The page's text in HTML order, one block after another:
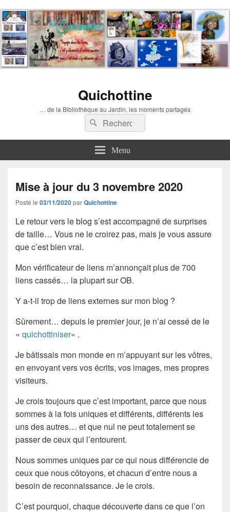
Quichottine
… de la Bibliothèque au Jardin, les moments partagés
Recherche :
Rechercher
Menu
Mise à jour du 3 novembre 2020
Posté le 03/11/2020parQuichottine
Le retour vers le blog s’est accompagné de surprises
de taille… Vous ne le croirez pas, mais je vous assure
que c’est bien vrai.
Mon vérificateur de liens m’annonçait plus de 700
liens cassés… la plupart sur OB.
Y a-t-il trop de liens externes sur mon blog ?
Sûrement… depuis le premier jour, je n’ai cessé de le
« quichottiniser« .
Je bâtissais mon monde en m’appuyant sur les vôtres,
en envoyant vers vos écrits, vos images, mes propres
visiteurs.
Je crois toujours que c’est important, parce que nous
sommes à la fois uniques et différents, différents les
uns des autres… et que nul ne peut totalement se
passer de ceux qui l’entourent.
Nous sommes uniques par ce qui nous différencie de
ceux que nous côtoyons, et chacun d’entre nous a
besoin de reconnaissance. Je le crois.
C’est pourquoi, chaque découverte dans ce que l’on